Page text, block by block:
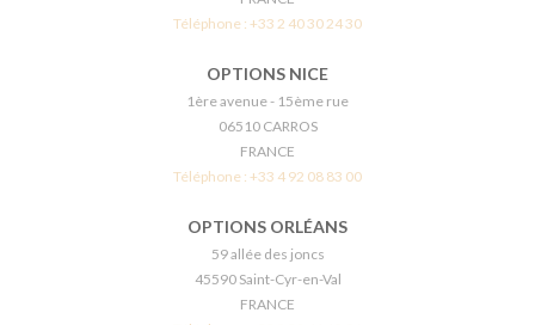
Téléphone : +33 2 40 30 24 30
OPTIONS NICE
1ère avenue - 15ème rue
06510 CARROS
FRANCE
Téléphone : +33 4 92 08 83 00
OPTIONS ORLÉANS
59 allée des joncs
45590 Saint-Cyr-en-Val
FRANCE